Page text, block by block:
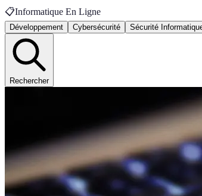
📋Informatique En Ligne
Développement Cybersécurité Sécurité
Rechercher